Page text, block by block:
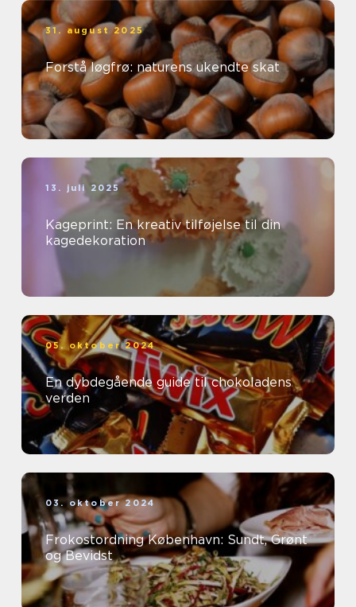
31. august 2025
Forstå løgfrø: naturens ukendte skat
13. juli 2025
Kageprint: En kreativ tilføjelse til din
kagedekoration
05. oktober 2024
En dybdegående guide til chokoladens
verden
03. oktober 2024
Frokostordning København: Sundt, Grønt
og Bevidst